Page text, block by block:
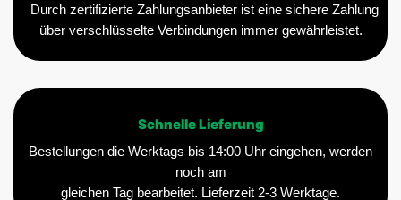
Durch zertifizierte Zahlungsanbieter ist eine sichere Zahlung
über verschlüsselte Verbindungen immer gewährleistet.
Schnelle Lieferung
Bestellungen die Werktags bis 14:00 Uhr eingehen, werden
noch am
gleichen Tag bearbeitet. Lieferzeit 2-3 Werktage.